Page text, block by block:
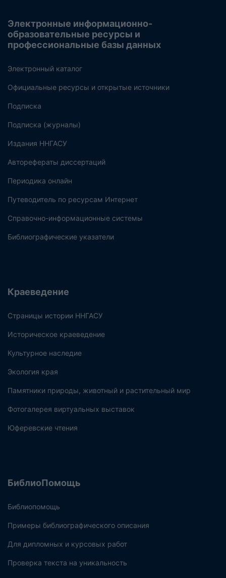
Электронные информационно-
образовательные ресурсы и
профессиональные базы данных
Электронный каталог
Официальные ресурсы и открытые источники
Подписка
Подписка (журналы)
Издания ННГАСУ
Авторефераты диссертаций
Периодика онлайн
Путеводитель по ресурсам Интернет
Справочно-информационные системы
Библиографические указатели
Краеведение
Страницы истории ННГАСУ
Историческое краеведение
Культурное наследие
Экология края
Памятники природы, животный и растительный мир
Фотогалерея виртуальных выставок
Юферевские чтения
БиблиоПомощь
Библиопомощь
Примеры библиографического описания
Для дипломных и курсовых работ
Проверка текста на уникальность